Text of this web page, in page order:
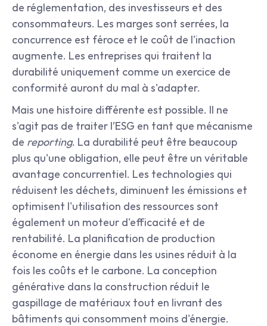
de réglementation, des investisseurs et des
consommateurs. Les marges sont serrées, la
concurrence est féroce et le coût de l'inaction
augmente. Les entreprises qui traitent la
durabilité uniquement comme un exercice de
conformité auront du mal à s'adapter.
Mais une histoire différente est possible. Il ne
s'agit pas de traiter l’ESG en tant que mécanisme
de reporting. La durabilité peut être beaucoup
plus qu'une obligation, elle peut être un véritable
avantage concurrentiel. Les technologies qui
réduisent les déchets, diminuent les émissions et
optimisent l'utilisation des ressources sont
également un moteur d'efficacité et de
rentabilité. La planification de production
économe en énergie dans les usines réduit à la
fois les coûts et le carbone. La conception
générative dans la construction réduit le
gaspillage de matériaux tout en livrant des
bâtiments qui consomment moins d'énergie.